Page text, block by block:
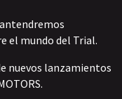
el mundo del Trial.
nuevos lanzamientos